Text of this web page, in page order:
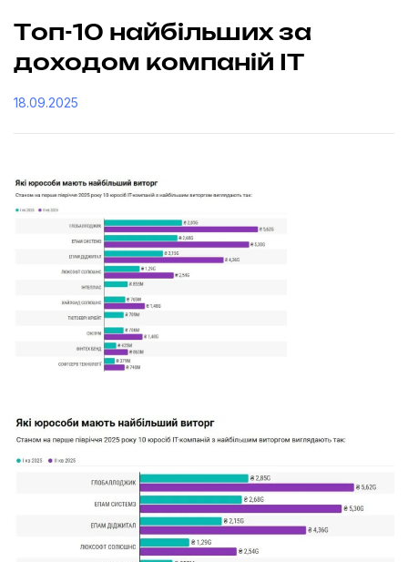
Топ-10 найбільших за
доходом компаній IT
18.09.2025